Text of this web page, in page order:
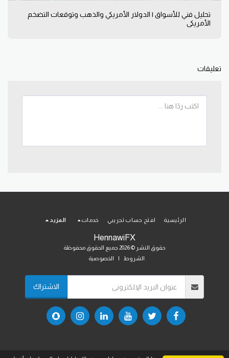
تحليل فني للأسواق | الدولار الأمريكي والذهب وتوقعات التضخم
الأمريكي
تعليقات
HennawiFX
حقوق النشر © 2026 جميع الحقوق محفوظة
الشروط
| الخصوصية
الرئيسية افتح حساب تجريبي خدمات المزيد
الاشتراك